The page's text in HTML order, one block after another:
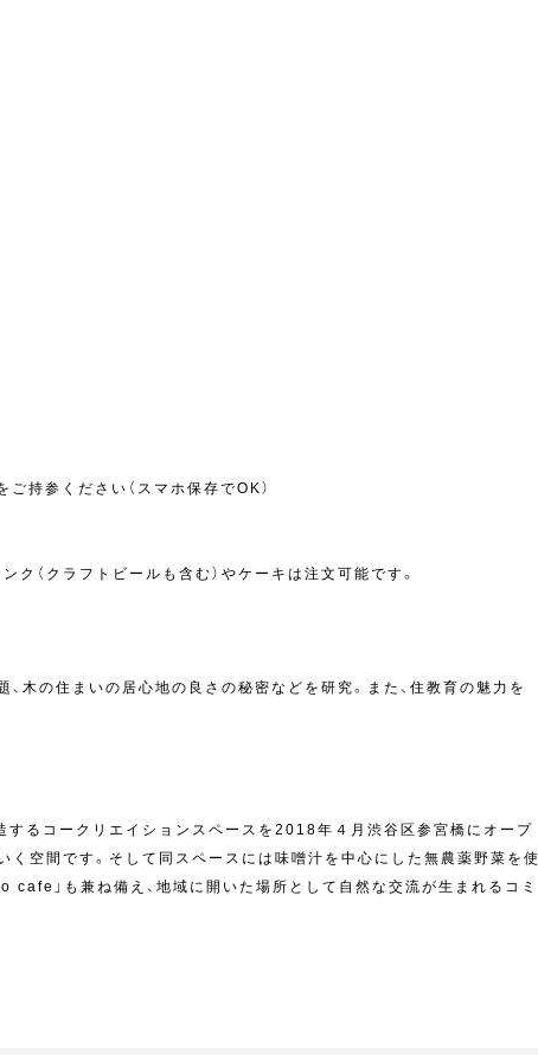
ご持参ください（スマホ保存でOK）
（クラフトビールも含む）やケーキは注文可能です。
木の住まいの居心地の良さの秘密などを研究。また、住教育の魅力を
するコークリエイションスペースを2018年４月渋谷区参宮橋にオープ
く空間です。そして同スペースには味噌汁を中心にした無農薬野菜を使
」も兼ね備え、地域に開いた場所として自然な交流が生まれるコミ